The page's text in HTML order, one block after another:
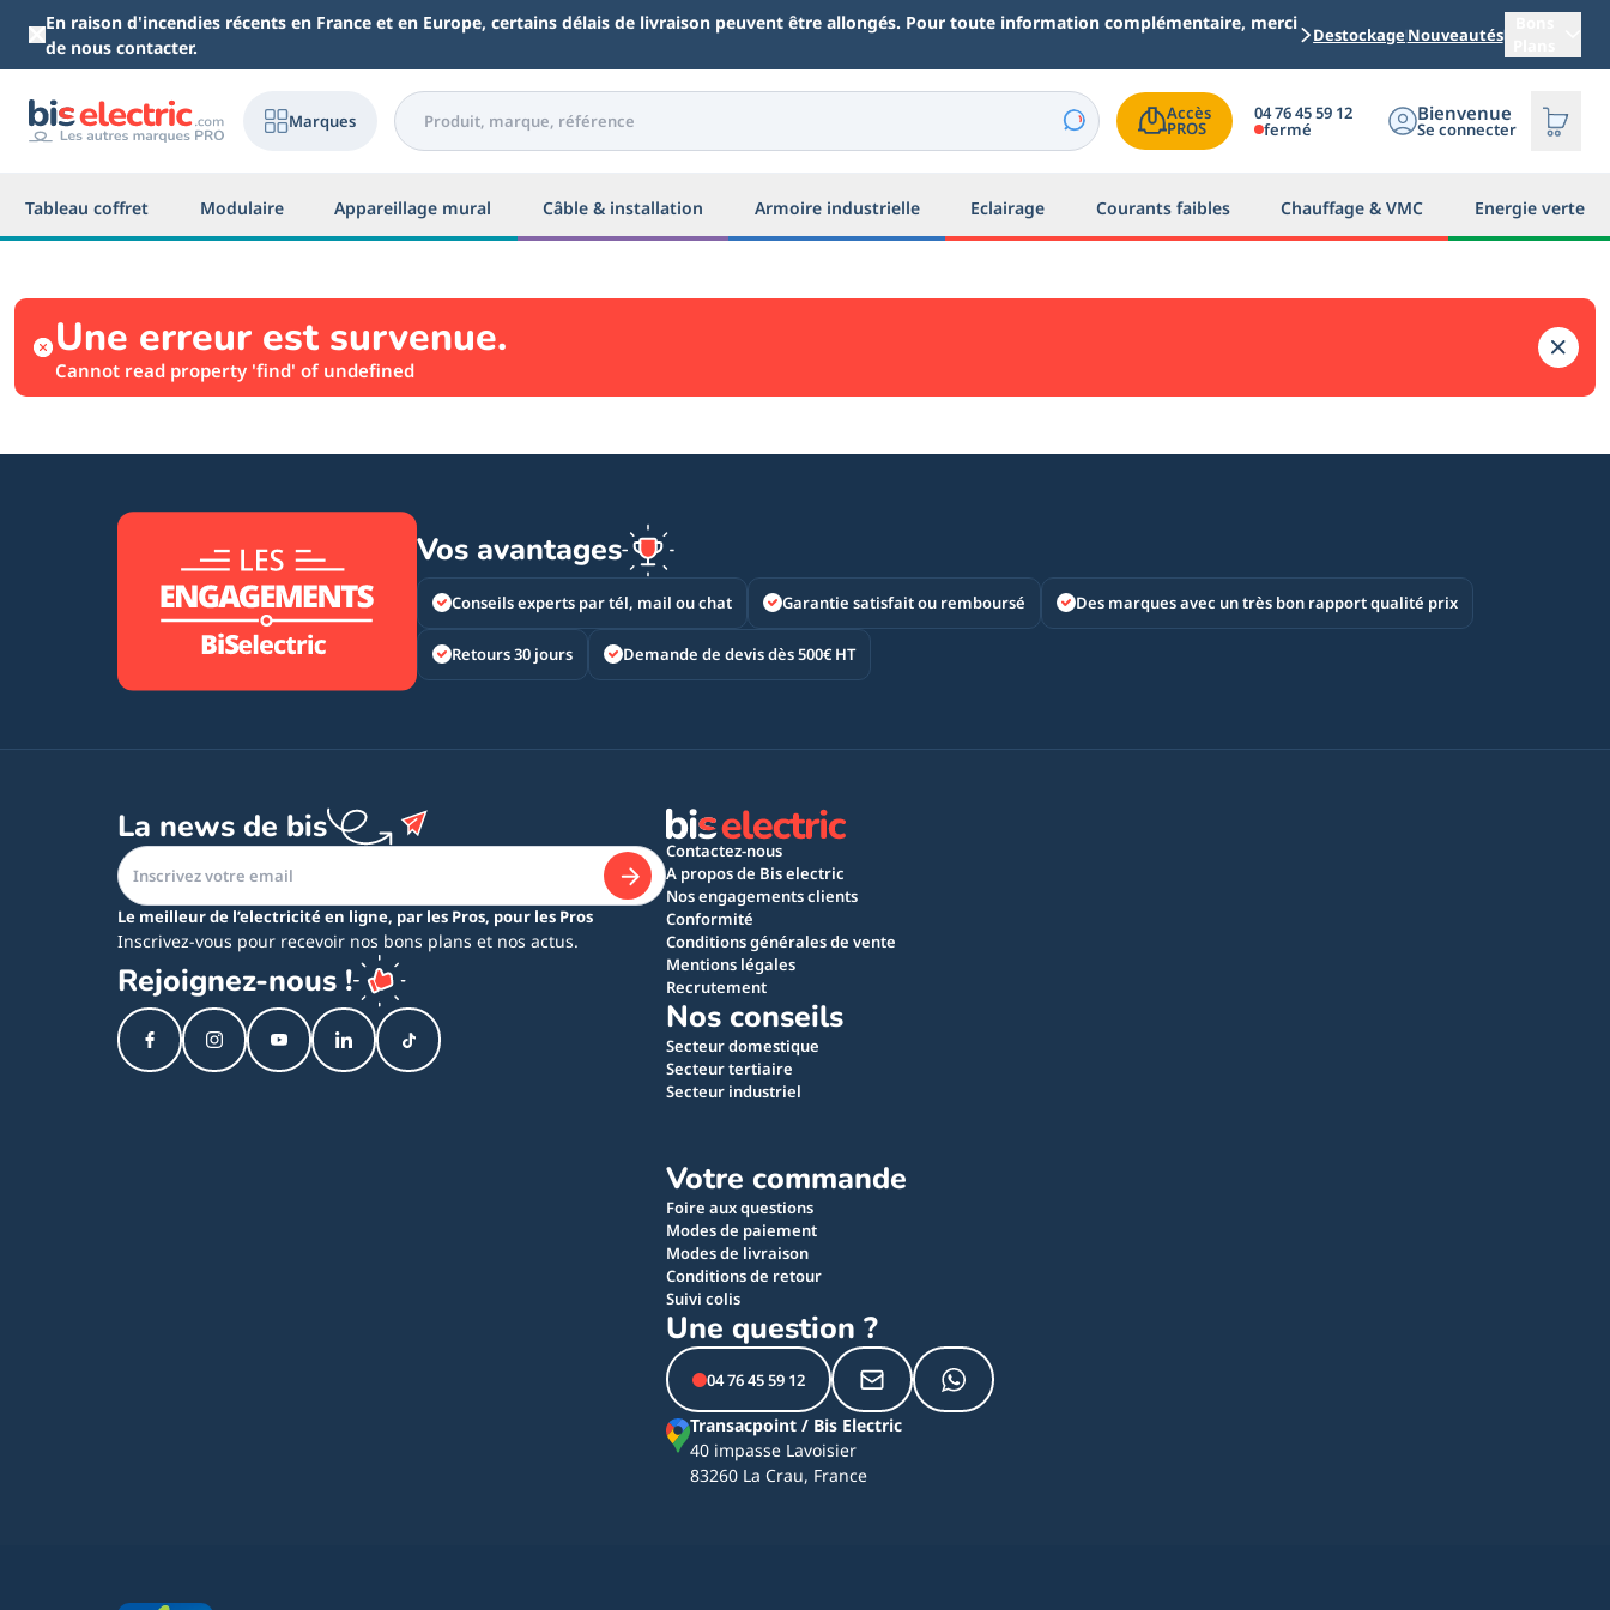
Aller au contenu principal
En raison d'incendies récents en France et en Europe, certains délais de livraison peuvent être allongés. Pour toute information complémentaire, merci
de nous contacter.
DestockageNouveautés
Marques Accès
PROS
04 76 45 59 12
fermé
Bienvenue
Se connecter
Tableau coffret Modulaire Appareillage mural Câble & installation Armoire industrielle Eclairage Courants faibles Chauffage & VMC Energie verte
Une erreur est survenue.
Cannot read property 'find' of undefined
Vos avantages
Conseils experts par tél, mail ou chat Garantie satisfait ou remboursé Des marques avec un très bon rapport qualité prix
Retours 30 jours Demande de devis dès 500€ HT
La news de bis
Le meilleur de l’electricité en ligne, par les Pros, pour les Pros
Inscrivez-vous pour recevoir nos bons plans et nos actus.
Rejoignez-nous !
Contactez-nous
A propos de Bis electric
Nos engagements clients
Conformité
Conditions générales de vente
Mentions légales
Recrutement
Nos conseils
Secteur domestique
Secteur tertiaire
Secteur industriel
Votre commande
Foire aux questions
Modes de paiement
Modes de livraison
Conditions de retour
Suivi colis
Une question ?
04 76 45 59 12
Transacpoint / Bis Electric
40 impasse Lavoisier
83260 La Crau, France